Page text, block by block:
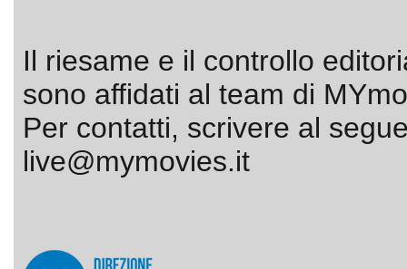
Il riesame e il controllo
sono affidati al team di
Per contatti, scrivere al
live@mymovies.it